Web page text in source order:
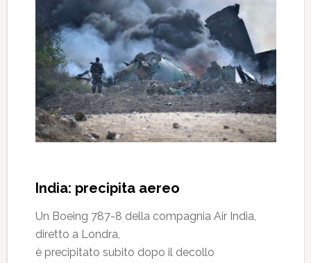
India: precipita aereo
Un Boeing 787-8 della compagnia Air India,
diretto a Londra,
è precipitato subito dopo il decollo